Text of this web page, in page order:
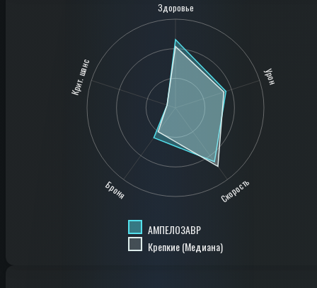
Здоровье
Урон
Скорость
Броня
Крит. шанс
АМПЕЛОЗАВР
Крепкие (Медиана)